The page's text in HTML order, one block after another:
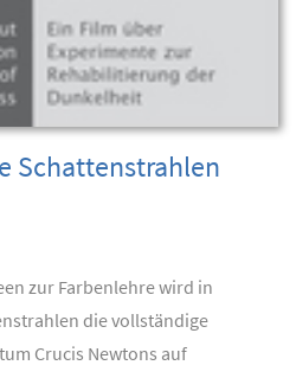
Schattenstrahlen
zur Farbenlehre wird in
die vollständige
Crucis Newtons auf